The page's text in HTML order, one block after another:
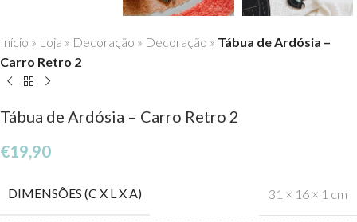
Início » Loja » Decoração » Decoração » Tábua de Ardósia –
Carro Retro 2
Tábua de Ardósia – Carro Retro 2
€19,90
DIMENSÕES (C X L X A) 31 × 16 × 1 cm